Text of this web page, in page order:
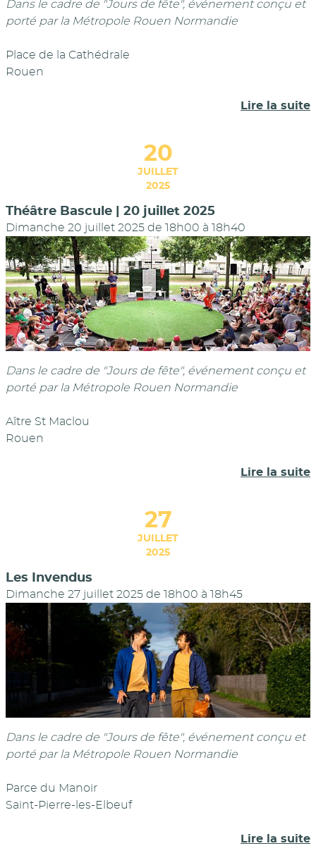
Dans le cadre de "Jours de fête", événement conçu et
porté par la Métropole Rouen Normandie
Place de la Cathédrale
Rouen
Lire la suite
20
JUILLET
2025
Théâtre Bascule | 20 juillet 2025
Dimanche 20 juillet 2025 de 18h00 à 18h40
Dans le cadre de "Jours de fête", événement conçu et
porté par la Métropole Rouen Normandie
Aître St Maclou
Rouen
Lire la suite
27
JUILLET
2025
Les Invendus
Dimanche 27 juillet 2025 de 18h00 à 18h45
Dans le cadre de "Jours de fête", événement conçu et
porté par la Métropole Rouen Normandie
Parce du Manoir
Saint-Pierre-les-Elbeuf
Lire la suite